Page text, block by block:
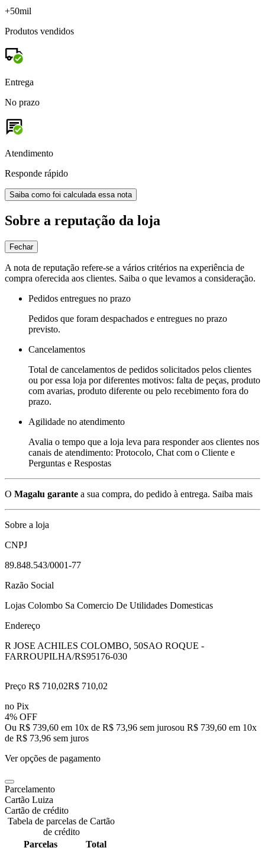
+50mil
Produtos vendidos
Entrega
No prazo
Atendimento
Responde rápido
Saiba como foi calculada essa nota
Sobre a reputação da loja
Fechar
A nota de reputação refere-se a vários critérios na experiência de
compra oferecida aos clientes. Saiba o que levamos a consideração.
Pedidos entregues no prazo
Pedidos que foram despachados e entregues no prazo
previsto.
Cancelamentos
Total de cancelamentos de pedidos solicitados pelos clientes
ou por essa loja por diferentes motivos: falta de peças, produto
com avarias, produto diferente ou pelo recebimento fora do
prazo.
Agilidade no atendimento
Avalia o tempo que a loja leva para responder aos clientes nos
canais de atendimento: Protocolo, Chat com o Cliente e
Perguntas e Respostas
O Magalu garante a sua compra, do pedido à entrega. Saiba mais
Sobre a loja
CNPJ
89.848.543/0001-77
Razão Social
Lojas Colombo Sa Comercio De Utilidades Domesticas
Endereço
R JOSE ACHILES COLOMBO, 50SAO ROQUE -
FARROUPILHA/RS95176-030
Preço R$ 710,02R$ 710,02
no Pix
4% OFF
Ou R$ 739,60 em 10x de R$ 73,96 sem jurosou R$ 739,60 em 10x
de R$ 73,96 sem juros
Ver opções de pagamento
Parcelamento
Cartão Luiza
Cartão de crédito
Tabela de parcelas de Cartão
de crédito
Parcelas
Total